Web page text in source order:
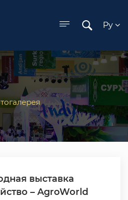
Ру
выставка
– AgroWorld